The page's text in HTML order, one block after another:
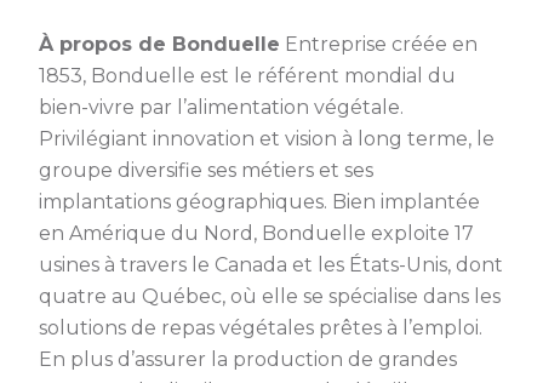
À propos de Bonduelle Entreprise créée en
1853, Bonduelle est le référent mondial du
bien-vivre par l’alimentation végétale.
Privilégiant innovation et vision à long terme, le
groupe diversifie ses métiers et ses
implantations géographiques. Bien implantée
en Amérique du Nord, Bonduelle exploite 17
usines à travers le Canada et les États-Unis, dont
quatre au Québec, où elle se spécialise dans les
solutions de repas végétales prêtes à l’emploi.
En plus d’assurer la production de grandes